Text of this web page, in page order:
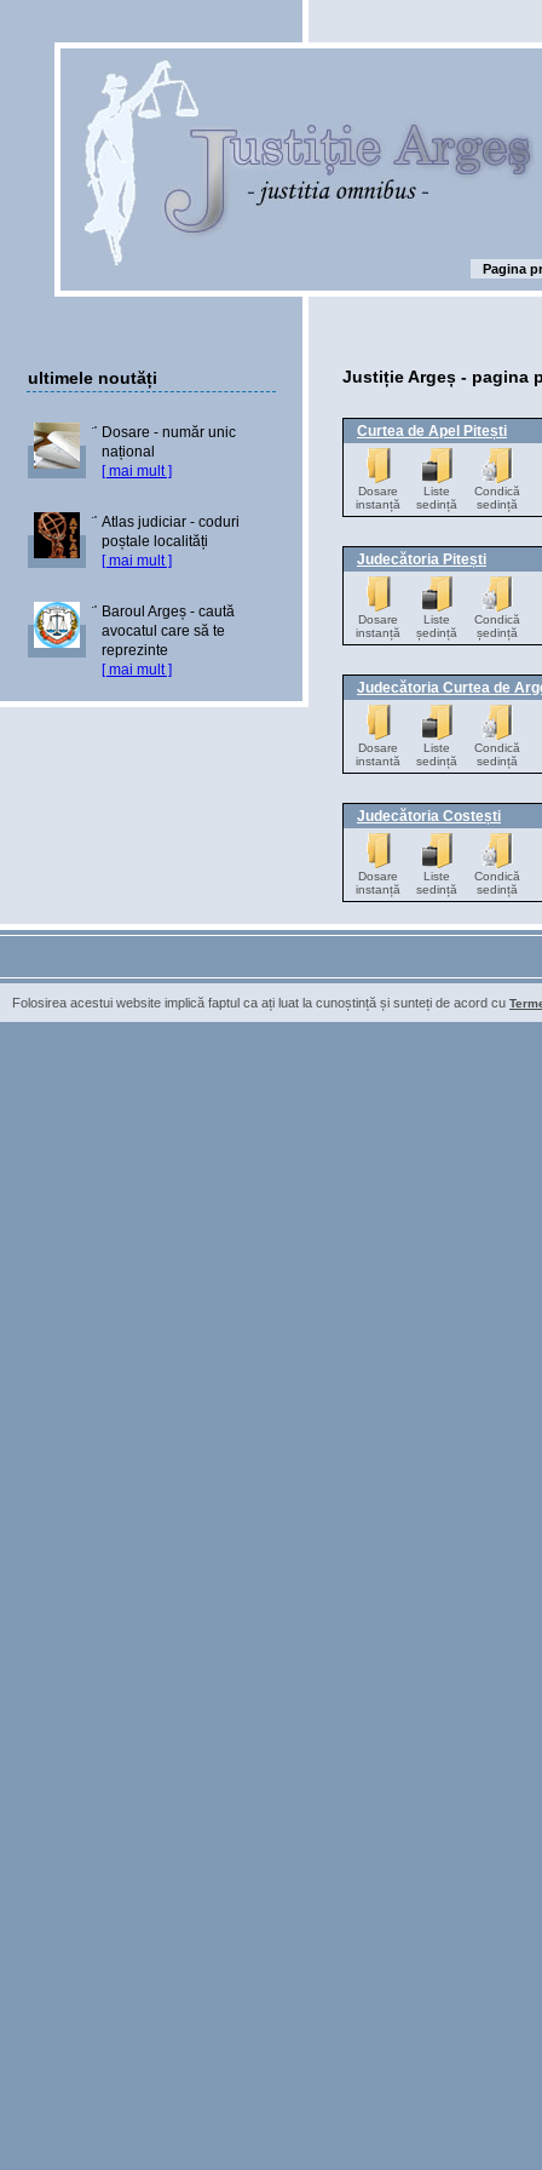
Pagina
ultimele noutăți
Dosare - număr unic
național
[ mai mult ]
Atlas judiciar - coduri
poștale localități
[ mai mult ]
Baroul Argeș - caută
avocatul care să te
reprezinte
[ mai mult ]
Justiție Argeș - pagina
Curtea de Apel Pitești
Dosare
instanță
Liste
sedință
Condică
sedință
Judecătoria Pitești
Dosare
instanță
Liste
ședință
Condică
ședință
Judecătoria Curtea de
Dosare
instantă
Liste
sedință
Condică
sedință
Judecătoria Costești
Dosare
instanță
Liste
sedință
Condică
sedință
Folosirea acestui website implică faptul ca ați luat la cunoștință și sunteți de acord cu